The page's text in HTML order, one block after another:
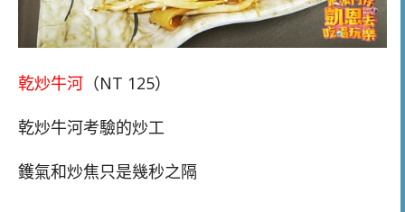
乾炒牛河 （NT 125）
乾炒牛河考驗的炒工
鑊氣和炒焦只是幾秒之隔